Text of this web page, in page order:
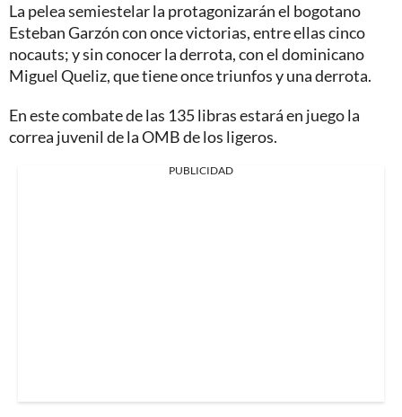
La pelea semiestelar la protagonizarán el bogotano
Esteban Garzón con once victorias, entre ellas cinco
nocauts; y sin conocer la derrota, con el dominicano
Miguel Queliz, que tiene once triunfos y una derrota.
En este combate de las 135 libras estará en juego la
correa juvenil de la OMB de los ligeros.
PUBLICIDAD